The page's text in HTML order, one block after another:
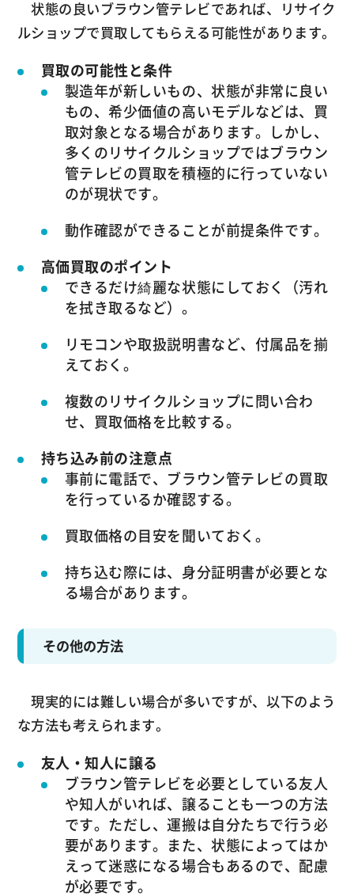
状態の良いブラウン管テレビであれば、リサイク
ルショップで買取してもらえる可能性があります。
買取の可能性と条件
製造年が新しいもの、状態が非常に良い
もの、希少価値の高いモデルなどは、買
取対象となる場合があります。しかし、
多くのリサイクルショップではブラウン
管テレビの買取を積極的に行っていない
のが現状です。
動作確認ができることが前提条件です。
高価買取のポイント
できるだけ綺麗な状態にしておく（汚れ
を拭き取るなど）。
リモコンや取扱説明書など、付属品を揃
えておく。
複数のリサイクルショップに問い合わ
せ、買取価格を比較する。
持ち込み前の注意点
事前に電話で、ブラウン管テレビの買取
を行っているか確認する。
買取価格の目安を聞いておく。
持ち込む際には、身分証明書が必要とな
る場合があります。
その他の方法
現実的には難しい場合が多いですが、以下のよう
な方法も考えられます。
友人・知人に譲る
ブラウン管テレビを必要としている友人
や知人がいれば、譲ることも一つの方法
です。ただし、運搬は自分たちで行う必
要があります。また、状態によってはか
えって迷惑になる場合もあるので、配慮
が必要です。